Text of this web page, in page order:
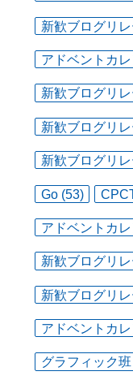
新歓ブログリ
アドベントカ
新歓ブログリ
新歓ブログリ
新歓ブログリ
Go (53)
アドベントカ
新歓ブログリ
新歓ブログリ
アドベントカ
グラフィック